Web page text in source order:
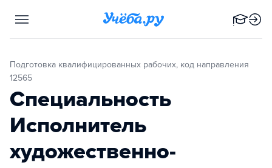
Подготовка квалифицированных рабочих, код направления
12565
Специальность
Исполнитель
художественно-